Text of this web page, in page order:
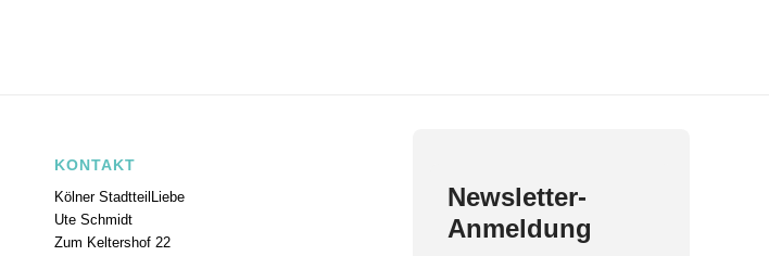
KONTAKT
Kölner StadtteilLiebe
Ute Schmidt
Zum Keltershof 22
Newsletter-
Anmeldung